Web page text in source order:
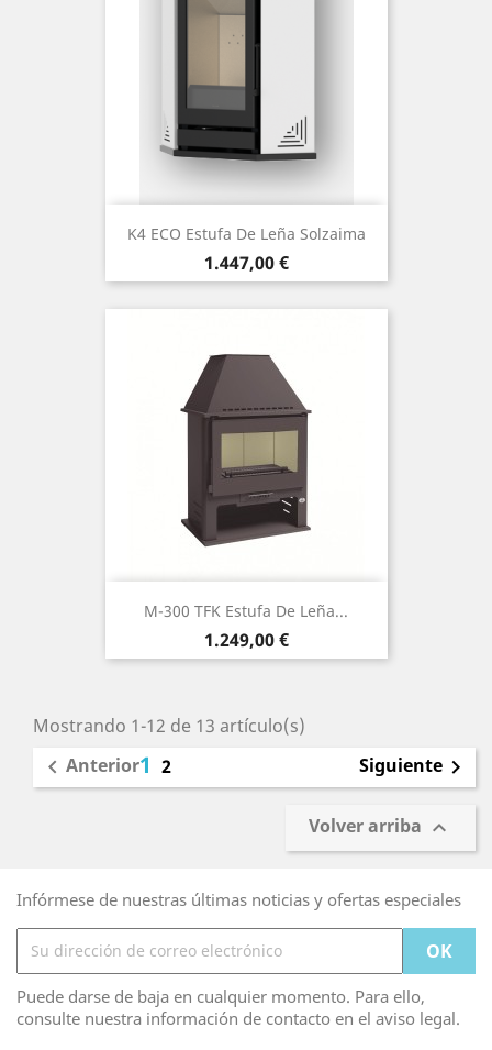
K4 ECO Estufa De Leña Solzaima
Precio
1.447,00 €
M-300 TFK Estufa De Leña...
Precio
1.249,00 €
Mostrando 1-12 de 13 artículo(s)
 Anterior1 2 Siguiente 
Volver arriba 
Infórmese de nuestras últimas noticias y ofertas especiales
Puede darse de baja en cualquier momento. Para ello,
consulte nuestra información de contacto en el aviso legal.